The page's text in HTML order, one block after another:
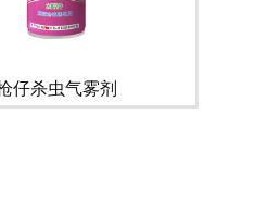
仔杀虫气雾剂